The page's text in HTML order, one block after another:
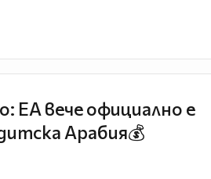
EA вече официално е
Арабия💰